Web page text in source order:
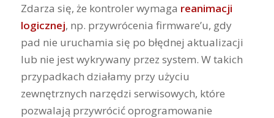
Zdarza się, że kontroler wymaga reanimacji
logicznej, np. przywrócenia firmware’u, gdy
pad nie uruchamia się po błędnej aktualizacji
lub nie jest wykrywany przez system. W takich
przypadkach działamy przy użyciu
zewnętrznych narzędzi serwisowych, które
pozwalają przywrócić oprogramowanie